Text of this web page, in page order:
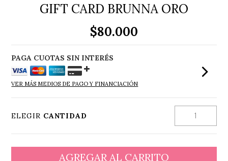
GIFT CARD BRUNNA ORO
$80.000
VER MÁS MEDIOS DE PAGO Y FINANCIACIÓN
ELEGIR CANTIDAD